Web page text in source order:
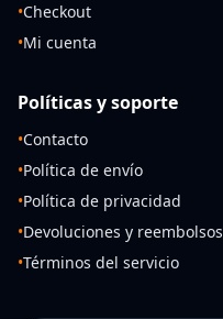
•Checkout
•Mi cuenta
Políticas y soporte
•Contacto
•Política de envío
•Política de privacidad
•Devoluciones y reembolsos
•Términos del servicio